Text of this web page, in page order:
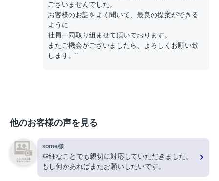
ございませんでした。
お客様のお話をよく聞いて、最良の提案ができる
ように
社員一同取り組ませて頂いております。
またご機会がございましたら、よろしくお願い致
します。"
他のお客様の声を見る
some様
些細なことでも親切に対応していただきました。
もし何かあればまたお願いしたいです。